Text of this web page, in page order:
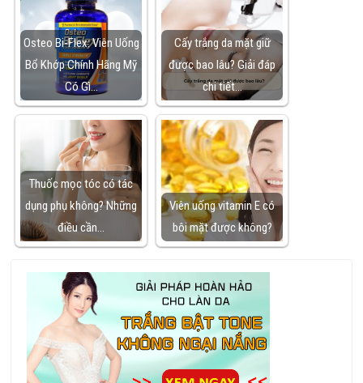
Osteo Bi-Flex: Viên Uống
Bổ Khớp Chính Hãng Mỹ
Có Gì…
Cấy trắng da mặt giữ
được bao lâu? Giải đáp
chi tiết…
Thuốc mọc tóc có tác
dụng phụ không? Những
điều cần…
Viên uống vitamin E có
bôi mặt được không?